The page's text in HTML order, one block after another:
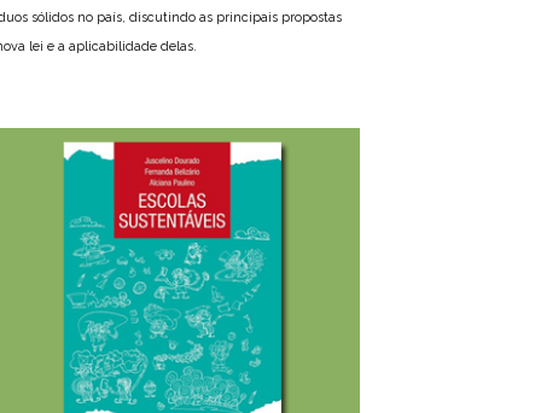
sólidos no país, discutindo as principais propostas
lei e a aplicabilidade delas.